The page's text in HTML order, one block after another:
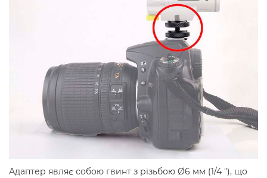
Адаптер являє собою гвинт з різьбою Ø6 мм (1/4 "), що